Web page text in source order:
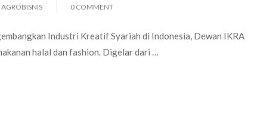
0 COMMENT
Industri Kreatif Syariah di Indonesia, Dewan IKRA
halal dan fashion. Digelar dari …